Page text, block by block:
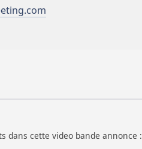
dans cette video bande annonce :